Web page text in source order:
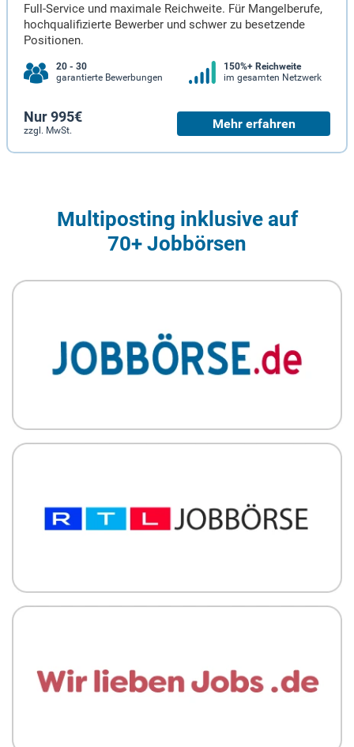
Full-Service und maximale Reichweite. Für Mangelberufe,
hochqualifizierte Bewerber und schwer zu besetzende
Positionen.
20 - 30
garantierte Bewerbungen
150%+ Reichweite
im gesamten Netzwerk
Nur 995€
zzgl. MwSt. Mehr erfahren
Multiposting inklusive auf
70+ Jobbörsen